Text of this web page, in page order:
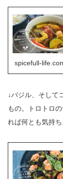
spicefull-
↓バジル、そして
もの。トロトロ
れば何とも気持ち